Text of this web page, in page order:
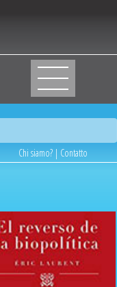
Chi siamo? | Contatto